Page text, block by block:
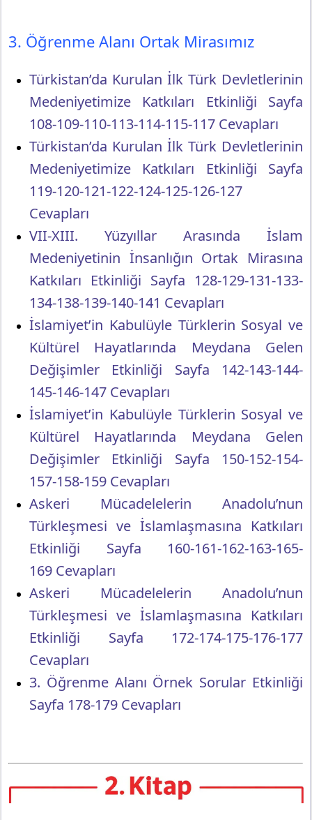
3. Öğrenme Alanı Ortak Mirasımız
Türkistan’da Kurulan İlk Türk Devletlerinin
Medeniyetimize Katkıları Etkinliği Sayfa
108-109-110-113-114-115-117 Cevapları
Türkistan’da Kurulan İlk Türk Devletlerinin
Medeniyetimize Katkıları Etkinliği Sayfa
119-120-121-122-124-125-126-127
Cevapları
VII-XIII. Yüzyıllar Arasında İslam
Medeniyetinin İnsanlığın Ortak Mirasına
Katkıları Etkinliği Sayfa 128-129-131-133-
134-138-139-140-141 Cevapları
İslamiyet’in Kabulüyle Türklerin Sosyal ve
Kültürel Hayatlarında Meydana Gelen
Değişimler Etkinliği Sayfa 142-143-144-
145-146-147 Cevapları
İslamiyet’in Kabulüyle Türklerin Sosyal ve
Kültürel Hayatlarında Meydana Gelen
Değişimler Etkinliği Sayfa 150-152-154-
157-158-159 Cevapları
Askeri Mücadelelerin Anadolu’nun
Türkleşmesi ve İslamlaşmasına Katkıları
Etkinliği Sayfa 160-161-162-163-165-
169 Cevapları
Askeri Mücadelelerin Anadolu’nun
Türkleşmesi ve İslamlaşmasına Katkıları
Etkinliği Sayfa 172-174-175-176-177
Cevapları
3. Öğrenme Alanı Örnek Sorular Etkinliği
Sayfa 178-179 Cevapları